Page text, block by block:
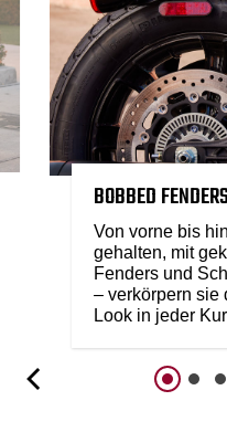
BOBBED FENDERS
Von vorne bis
gehalten, mit
Fenders und
– verkörpern sie
Look in jeder